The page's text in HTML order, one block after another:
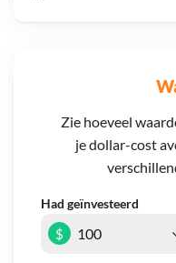
Zie hoeveel
je dollar-cost
Had geïnvesteerd
$